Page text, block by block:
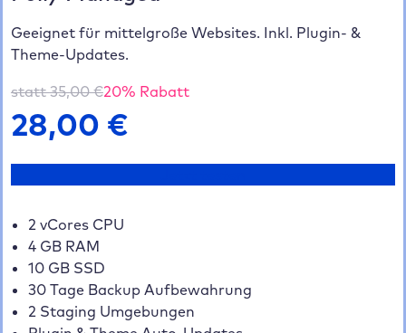
Geeignet für mittelgroße Websites. Inkl. Plugin- &
Theme-Updates.
statt35,00€20% Rabatt
28,00 €
2 vCores CPU
4 GB RAM
10 GB SSD
30 Tage Backup Aufbewahrung
2 Staging Umgebungen